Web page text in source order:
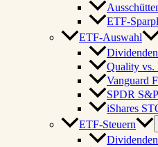
ETF-
ETF-Auswahl
Quality vs.
Vanguard
SPDR
iShares
ETF-Steuern